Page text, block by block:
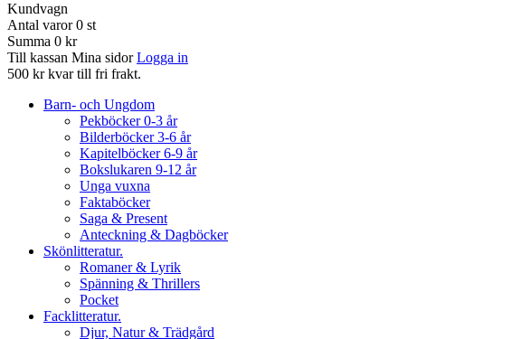
Kundvagn
Antal varor 0 st
Summa 0 kr
Till kassan Mina sidor Logga in
500 kr kvar till fri frakt.
Barn- och Ungdom
Pekböcker 0-3 år
Bilderböcker 3-6 år
Kapitelböcker 6-9 år
Bokslukaren 9-12 år
Unga vuxna
Faktaböcker
Saga & Present
Anteckning & Dagböcker
Skönlitteratur.
Romaner & Lyrik
Spänning & Thrillers
Pocket
Facklitteratur.
Djur, Natur & Trädgård